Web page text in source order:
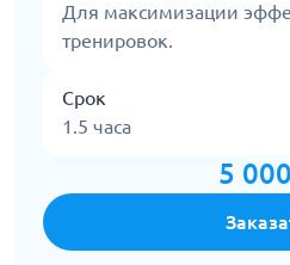
Для максимизации
тренировок.
Срок
1.5 часа
5